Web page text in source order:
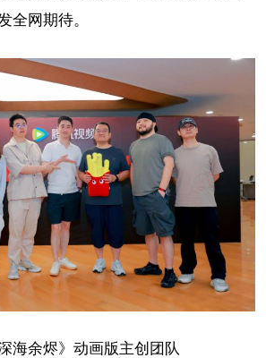
全网期待。
深海余烬》动画版主创团队